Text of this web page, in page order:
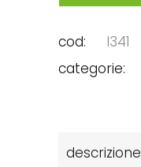
cod:
l341
categorie:
descrizione